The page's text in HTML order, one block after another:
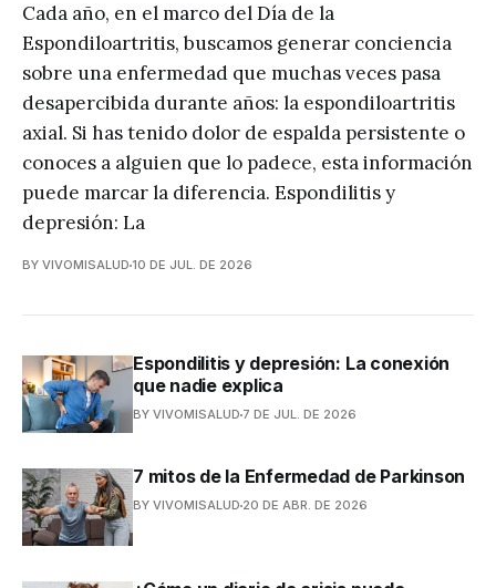
Cada año, en el marco del Día de la
Espondiloartritis, buscamos generar conciencia
sobre una enfermedad que muchas veces pasa
desapercibida durante años: la espondiloartritis
axial. Si has tenido dolor de espalda persistente o
conoces a alguien que lo padece, esta información
puede marcar la diferencia. Espondilitis y
depresión: La
BY VIVOMISALUD 10 DE JUL. DE 2026
Espondilitis y depresión: La conexión
que nadie explica
BY VIVOMISALUD 7 DE JUL. DE 2026
7 mitos de la Enfermedad de Parkinson
BY VIVOMISALUD 20 DE ABR. DE 2026